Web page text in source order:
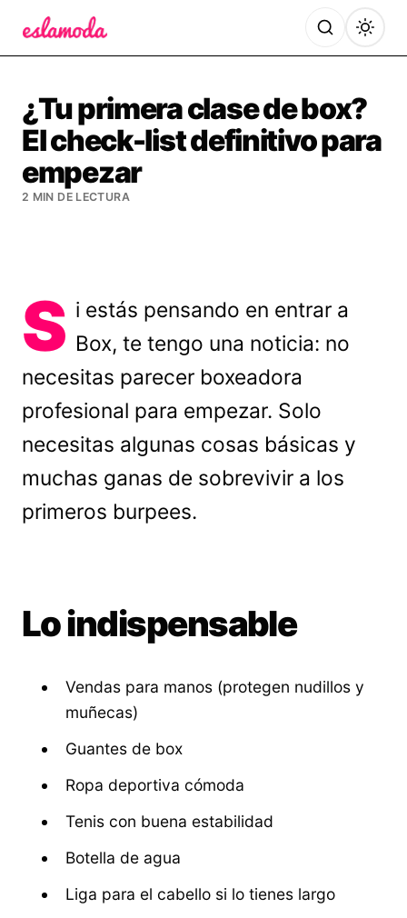
¿Tu primera clase de box?
El check-list definitivo para
empezar
2 MIN DE LECTURA
S i estás pensando en entrar a
Box, te tengo una noticia: no
necesitas parecer boxeadora
profesional para empezar. Solo
necesitas algunas cosas básicas y
muchas ganas de sobrevivir a los
primeros burpees.
Lo indispensable
Vendas para manos (protegen nudillos y
muñecas)
Guantes de box
Ropa deportiva cómoda
Tenis con buena estabilidad
Botella de agua
Liga para el cabello si lo tienes largo